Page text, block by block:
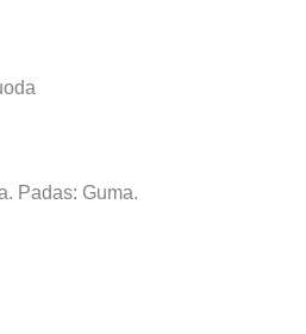
Padas: Guma.